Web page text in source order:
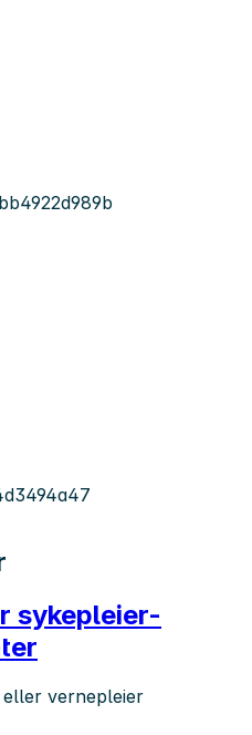
sykepleier-
vernepleier